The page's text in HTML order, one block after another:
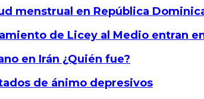
menstrual en República
de Licey al Medio entran
en Irán ¿Quién fue?
de ánimo depresivos